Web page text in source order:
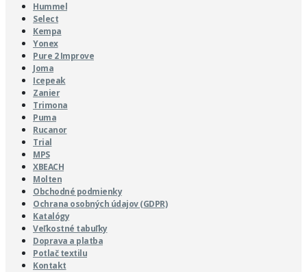
Hummel
Select
Kempa
Yonex
Pure 2 Improve
Joma
Icepeak
Zanier
Trimona
Puma
Rucanor
Trial
MPS
XBEACH
Molten
Obchodné podmienky
Ochrana osobných údajov (GDPR)
Katalógy
Veľkostné tabuľky
Doprava a platba
Potlač textilu
Kontakt